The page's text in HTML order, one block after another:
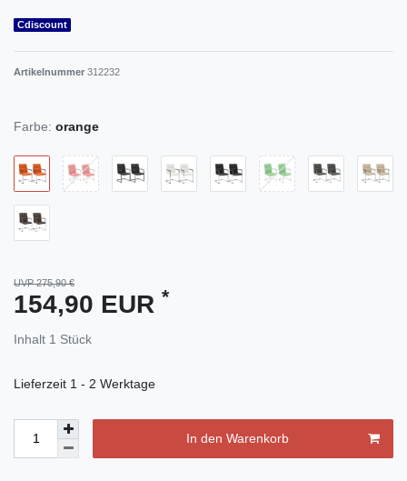
Cdiscount
Artikelnummer 312232
Farbe: orange
UVP 275,90 €
154,90 EUR *
Inhalt 1 Stück
Lieferzeit 1 - 2 Werktage
In den Warenkorb